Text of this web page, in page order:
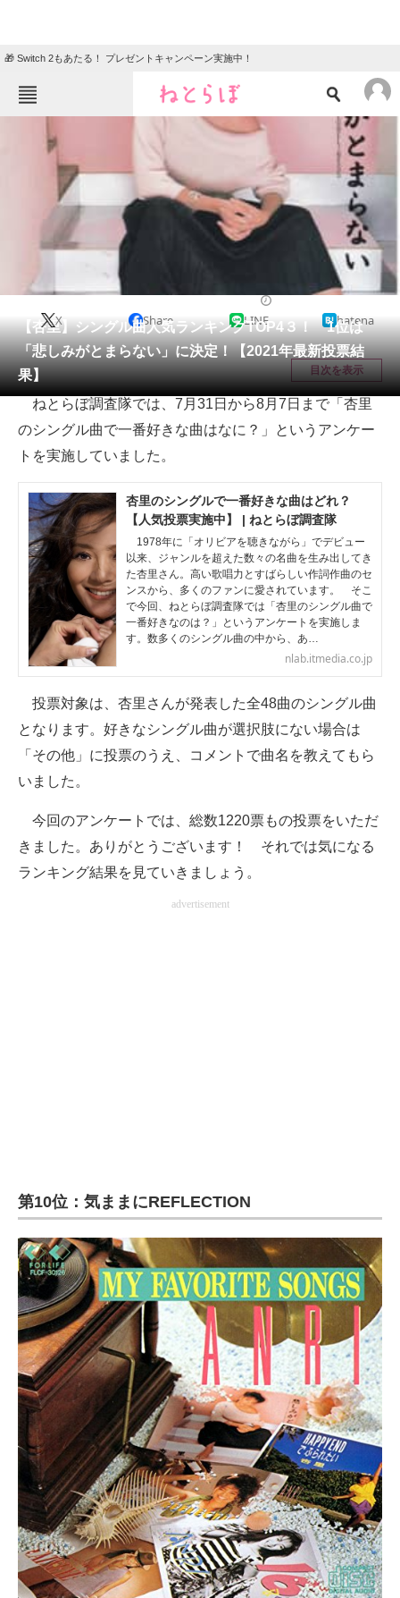
🎁 Switch 2もあたる！ プレゼントキャンペーン実施中！
クイズ
地域
住まい
会員記事
メディア
注目記事を集めた総合ページ
ITの今と未来を見通す
進化するPCとデバイスの未来
好きが集まる 比べて選べる
ビジネスと働き方のヒント
AI活用のいまが分かる
企業ITのトレンドを詳説
経営リーダーのコミュニティ
マーケ×ITの今がよく分かる
ITエンジニア向け専門サイト
企業向けIT製品の総合サイト
製造業のIT導入・活用を支援
【杏里】シングル曲人気ランキングTOP4３！ 1位は
「悲しみがとまらない」に決定！【2021年最新投票結
果】
X Share LINE hatena
目次を表示
ねとらぼ調査隊では、7月31日から8月7日まで「杏里
のシングル曲で一番好きな曲はなに？」というアンケー
トを実施していました。
杏里のシングルで一番好きな曲はどれ？
【人気投票実施中】 | ねとらぼ調査隊
1978年に「オリビアを聴きながら」でデビュー
以来、ジャンルを超えた数々の名曲を生み出してき
た杏里さん。高い歌唱力とすばらしい作詞作曲のセ
ンスから、多くのファンに愛されています。 そこ
で今回、ねとらぼ調査隊では「杏里のシングル曲で
一番好きなのは？」というアンケートを実施しま
す。数多くのシングル曲の中から、あ…
nlab.itmedia.co.jp
投票対象は、杏里さんが発表した全48曲のシングル曲
となります。好きなシングル曲が選択肢にない場合は
「その他」に投票のうえ、コメントで曲名を教えてもら
いました。
今回のアンケートでは、総数1220票もの投票をいただ
きました。ありがとうございます！ それでは気になる
ランキング結果を見ていきましょう。
advertisement
第10位：気ままにREFLECTION